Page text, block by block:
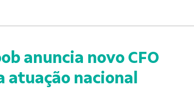
anuncia novo CFO
atuação nacional